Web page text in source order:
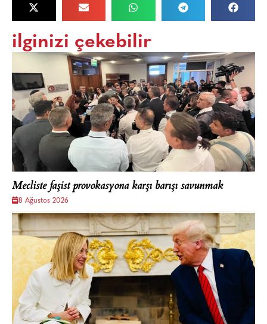
ilginizi çekebilir
Mecliste faşist provokasyona karşı barışı savunmak
8 Ağustos 2026